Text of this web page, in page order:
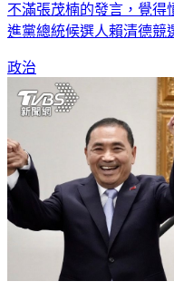
不滿張茂楠的發言，覺得
進黨總統候選人賴清德競
政治